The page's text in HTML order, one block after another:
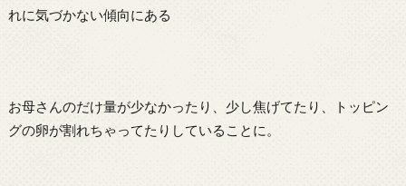
れに気づかない傾向にある
お母さんのだけ量が少なかったり、少し焦げてたり、トッピン
グの卵が割れちゃってたりしていることに。